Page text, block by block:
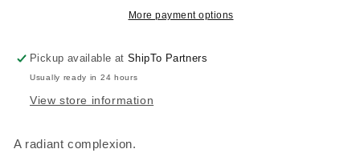
More payment options
Pickup available atShipTo Partners
Usually ready in 24 hours
View store information
A radiant complexion.